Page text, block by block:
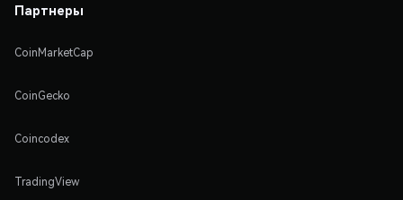
Партнеры
CoinMarketCap
CoinGecko
Coincodex
TradingView